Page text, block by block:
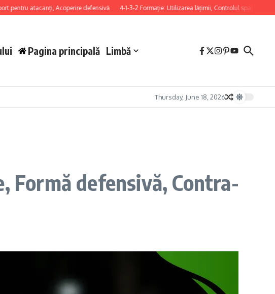
atacanți, Acoperire defensivă 4-1-3-2 Formație: Utilizarea lățimii, Controlul spațiului,
Pagina principală Limbă
Thursday, June 18, 2026
Formă defensivă, Contra-